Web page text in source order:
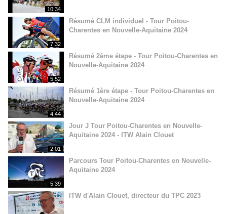
10:34
7:32
Résumé CLM individuel - Tour Poitou-
Charentes en Nouvelle-Aquitaine 2024
5:52
Résumé 2ème étape - Tour Poitou-Charentes en
Nouvelle-Aquitaine 2024
4:44
Résumé 1ère étape - Tour Poitou-Charentes en
Nouvelle-Aquitaine 2024
2:01
Jour J Tour Poitou-Charentes en Nouvelle-
Aquitaine 2024 - ITW Alain Clouet
5:39
Parcours Tour Poitou-Charentes en Nouvelle-
Aquitaine 2024
ITW d'Alain Clouet, directeur du TPC 2023